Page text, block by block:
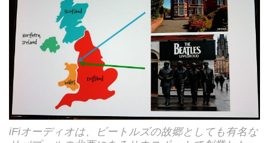
iFiオーディオは、ビートルズの故郷としても有名な